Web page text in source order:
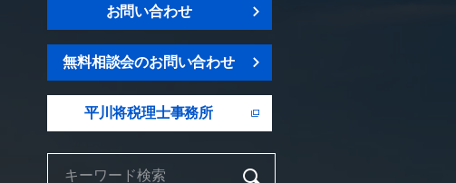
お問い合わせ
無料相談会のお問い合わせ
平川将税理士事務所